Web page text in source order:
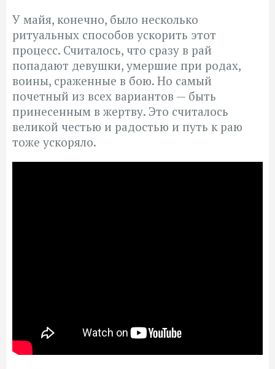
У майя, конечно, было несколько
ритуальных способов ускорить этот
процесс. Считалось, что сразу в рай
попадают девушки, умершие при родах,
воины, сраженные в бою. Но самый
почетный из всех вариантов — быть
принесенным в жертву. Это считалось
великой честью и радостью и путь к раю
тоже ускоряло.